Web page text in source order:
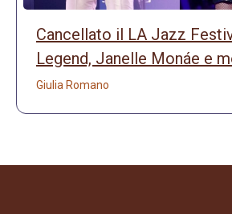
Cancellato il LA Jazz
Legend, Janelle Monáe e
Giulia Romano